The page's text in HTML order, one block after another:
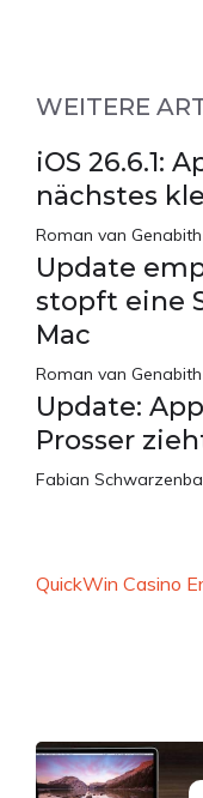
WEITERE
iOS 26.6.1:
nächstes
Roman van Genabith
Update
stopft eine
Mac
Roman van Genabith
Update:
Prosser
Fabian
QuickWin Casino